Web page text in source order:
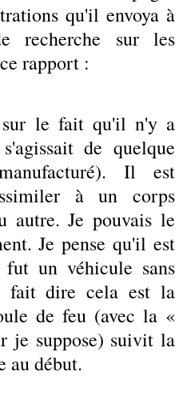
qu'il envoya à
recherche sur les
rapport :
le fait qu'il n'y a
de quelque
Il est
à un corps
autre. Je pouvais le
Je pense qu'il est
un véhicule sans
fait dire cela est la
de feu (avec la «
je suppose) suivit la
au début.